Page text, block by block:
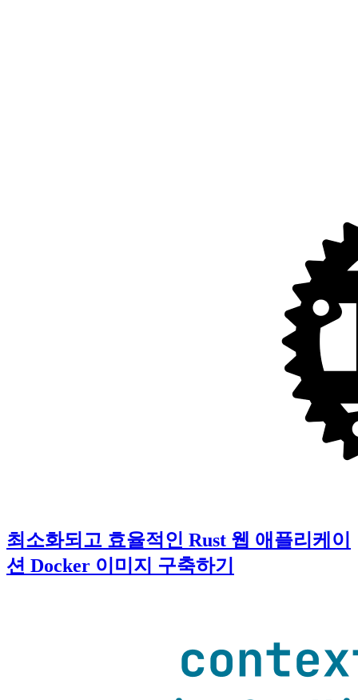
최소화되고 효율적인 Rust 웹 애플리케이
션 Docker 이미지 구축하기